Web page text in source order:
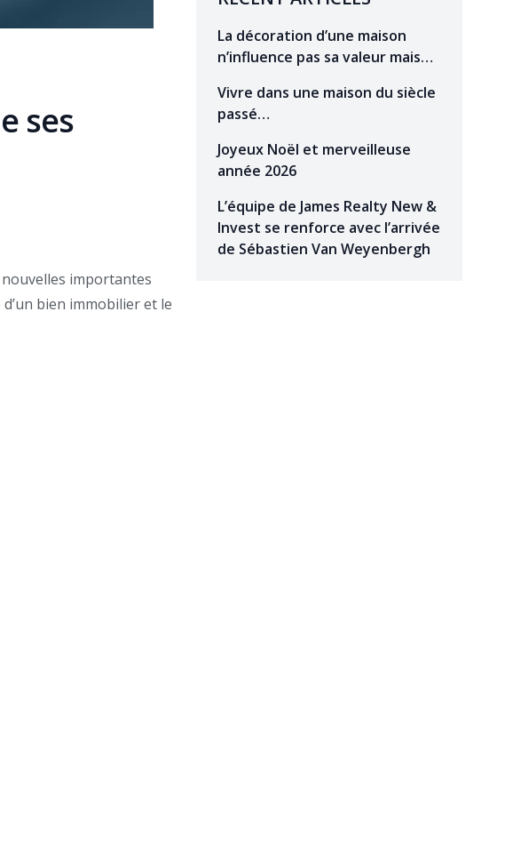
ses
nouvelles importantes
bien immobilier et le
La décoration d’une maison
n’influence pas sa valeur mais…
Vivre dans une maison du siècle
passé…
Joyeux Noël et merveilleuse
année 2026
L’équipe de James Realty New &
Invest se renforce avec l’arrivée
de Sébastien Van Weyenbergh